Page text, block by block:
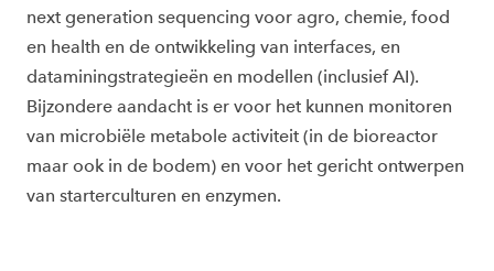
next generation sequencing voor agro, chemie, food
en health en de ontwikkeling van interfaces, en
dataminingstrategieën en modellen (inclusief AI).
Bijzondere aandacht is er voor het kunnen monitoren
van microbiële metabole activiteit (in de bioreactor
maar ook in de bodem) en voor het gericht ontwerpen
van starterculturen en enzymen.